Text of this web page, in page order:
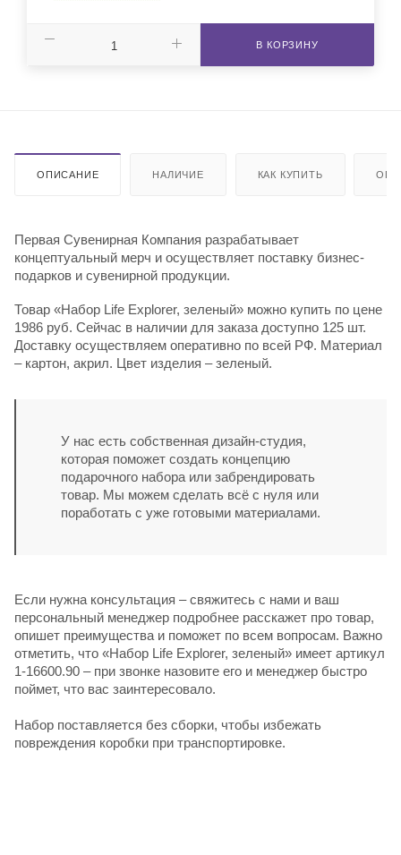
В КОРЗИНУ
ОПИСАНИЕ НАЛИЧИЕ КАК КУПИТЬ
Первая Сувенирная Компания разрабатывает
концептуальный мерч и осуществляет поставку бизнес-
подарков и сувенирной продукции.
Товар «Набор Life Explorer, зеленый» можно купить по цене
1986 руб. Сейчас в наличии для заказа доступно 125 шт.
Доставку осуществляем оперативно по всей РФ. Материал
– картон, акрил. Цвет изделия – зеленый.
У нас есть собственная дизайн-студия,
которая поможет создать концепцию
подарочного набора или забрендировать
товар. Мы можем сделать всё с нуля или
поработать с уже готовыми материалами.
Если нужна консультация – свяжитесь с нами и ваш
персональный менеджер подробнее расскажет про товар,
опишет преимущества и поможет по всем вопросам. Важно
отметить, что «Набор Life Explorer, зеленый» имеет артикул
1-16600.90 – при звонке назовите его и менеджер быстро
поймет, что вас заинтересовало.
Набор поставляется без сборки, чтобы избежать
повреждения коробки при транспортировке.